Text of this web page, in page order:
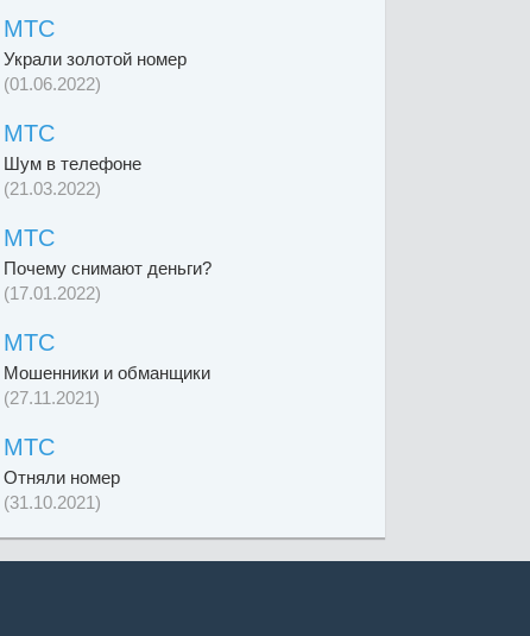
МТС
Украли золотой номер
(01.06.2022)
МТС
Шум в телефоне
(21.03.2022)
МТС
Почему снимают деньги?
(17.01.2022)
МТС
Мошенники и обманщики
(27.11.2021)
МТС
Отняли номер
(31.10.2021)